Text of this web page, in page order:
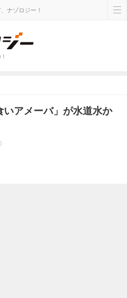
ナゾロジー！
!
アメーバ」が水道水か